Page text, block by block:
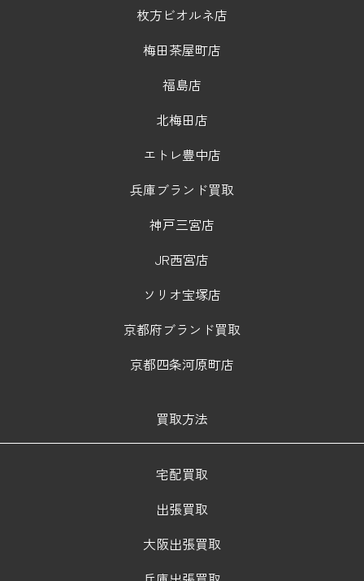
枚方ビオルネ店
梅田茶屋町店
福島店
北梅田店
エトレ豊中店
兵庫ブランド買取
神戸三宮店
JR西宮店
ソリオ宝塚店
京都府ブランド買取
京都四条河原町店
買取方法
宅配買取
出張買取
大阪出張買取